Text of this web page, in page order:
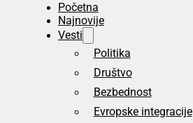
Početna
Najnovije
Vesti
Politika
Društvo
Bezbednost
Evropske integracije